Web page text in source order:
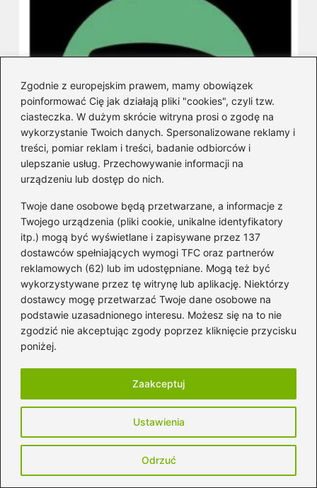
Zgodnie z europejskim prawem, mamy obowiązek
poinformować Cię jak działają pliki "cookies", czyli tzw.
ciasteczka. W dużym skrócie witryna prosi o zgodę na
wykorzystanie Twoich danych. Spersonalizowane reklamy i
treści, pomiar reklam i treści, badanie odbiorców i
ulepszanie usług. Przechowywanie informacji na
urządzeniu lub dostęp do nich.
Twoje dane osobowe będą przetwarzane, a informacje z
Twojego urządzenia (pliki cookie, unikalne identyfikatory
itp.) mogą być wyświetlane i zapisywane przez 137
dostawców spełniających wymogi TFC oraz partnerów
reklamowych (62) lub im udostępniane. Mogą też być
wykorzystywane przez tę witrynę lub aplikację. Niektórzy
dostawcy mogę przetwarzać Twoje dane osobowe na
podstawie uzasadnionego interesu. Możesz się na to nie
zgodzić nie akceptując zgody poprzez kliknięcie przycisku
poniżej.
Ustawienia
Odrzuć
Zaakceptuj
Darmowe Spotify legalnie – jak korzystać
z Premium bez opłat
2026-08-06
Instrumenty
Zagraj nutę b na flecie
prostym — proste